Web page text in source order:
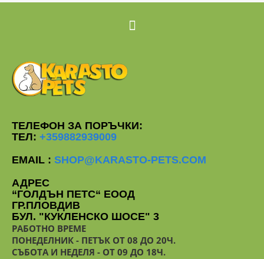
ТЕЛЕФОН ЗА ПОРЪЧКИ:
ТЕЛ: +359882939009
EMAIL : SHOP@KARASTO-PETS.COM
АДРЕС
“ГОЛДЪН ПЕТС“ ЕООД
ГР.ПЛОВДИВ
БУЛ. "КУКЛЕНСКО ШОСЕ" 3
РАБОТНО ВРЕМЕ
ПОНЕДЕЛНИК - ПЕТЪК ОТ 08 ДО 20Ч.
СЪБОТА И НЕДЕЛЯ - ОТ 09 ДО 18Ч.